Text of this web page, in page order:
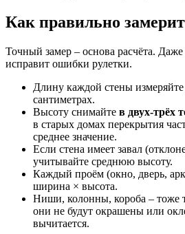
Как правильно
Точный замер – основа расчёта. Даже
исправит ошибки рулетки.
Длину каждой стены измеряйте
сантиметрах.
Высоту снимайте в двух-трёх
в старых домах перекрытия
среднее значение.
Если стена имеет завал
учитывайте среднюю высоту.
Каждый проём (окно, дверь,
ширина × высота.
Ниши, колонны, короба – тоже
они не будут окрашены или
вычитается.